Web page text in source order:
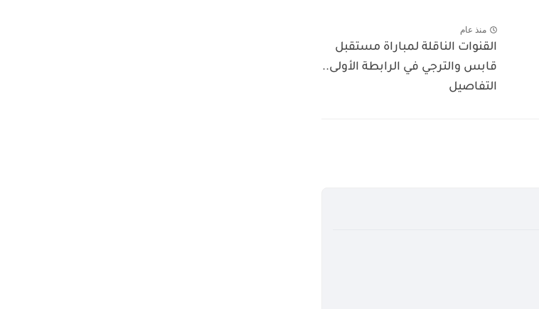
منذ عام
القنوات الناقلة لمباراة مستقبل
قابس والترجي في الرابطة الأولى..
التفاصيل